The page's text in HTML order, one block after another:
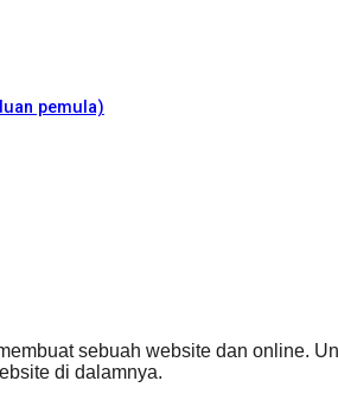
pemula)
sebuah website dan online.
di dalamnya.